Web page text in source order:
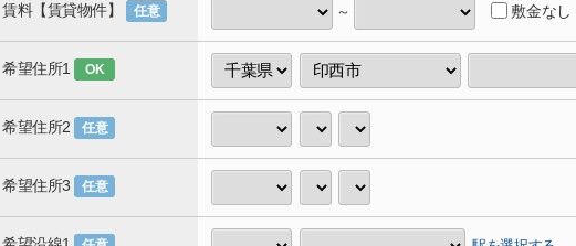
賃料【賃貸物件】 任意 ～ 敷金なし
希望住所1 OK
希望住所2 任意
希望住所3 任意